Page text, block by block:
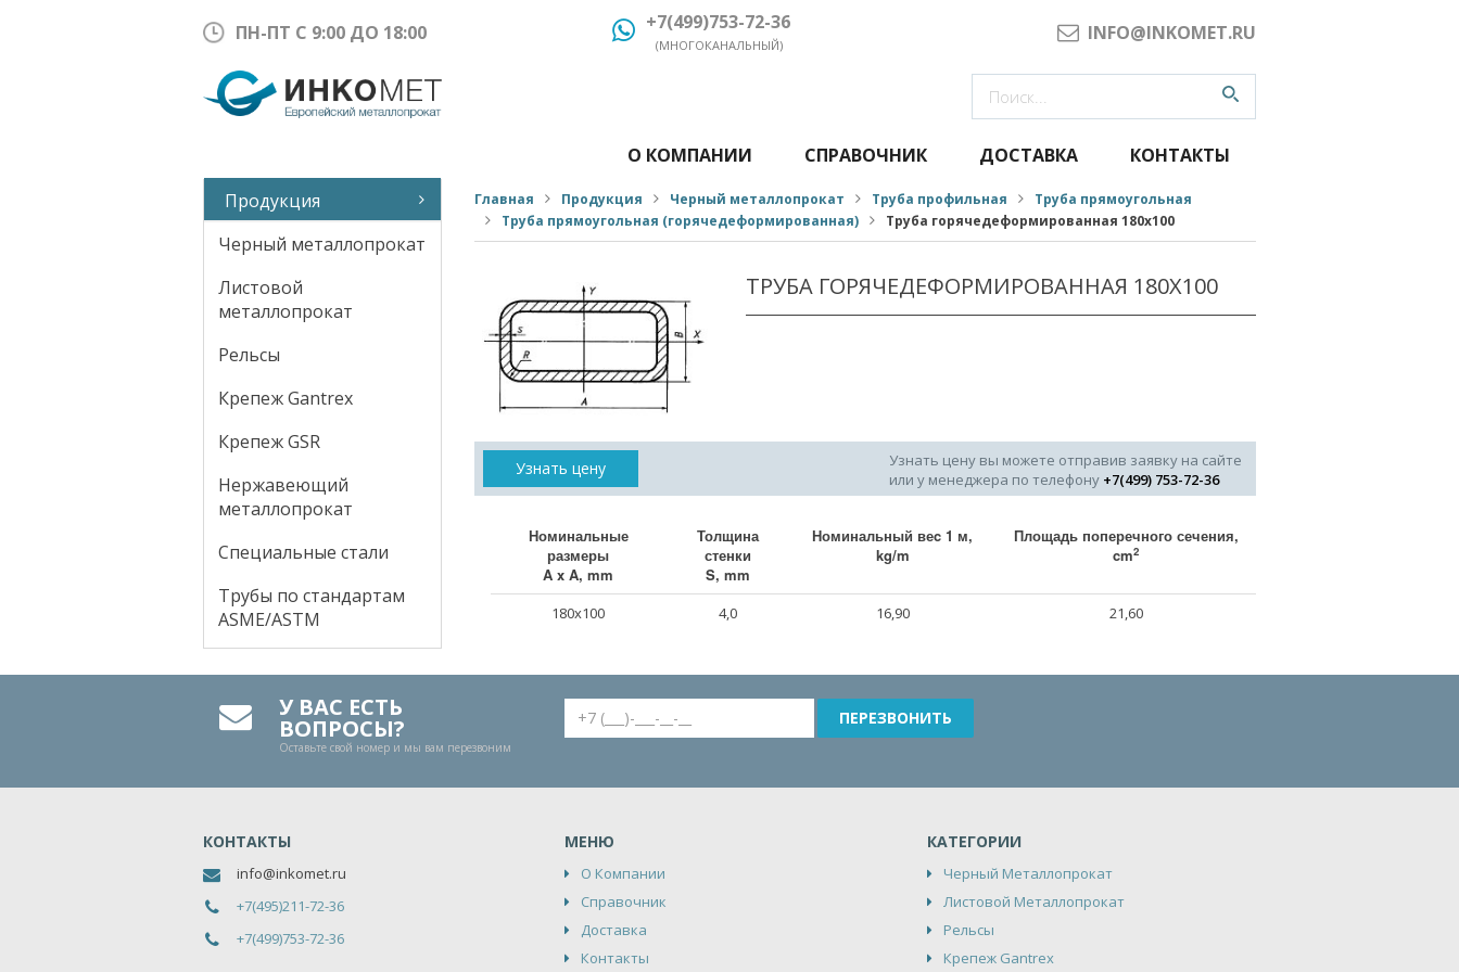
ПН-ПТ С 9:00 ДО 18:00 +7(499)753-72-36
(МНОГОКАНАЛЬНЫЙ)
INFO@INKOMET.RU
Продукция
Черный металлопрокат
Листовой
металлопрокат
Рельсы
Крепеж Gantrex
Крепеж GSR
Нержавеющий
металлопрокат
Специальные стали
Трубы по стандартам
ASME/ASTM
О КОМПАНИИ СПРАВОЧНИК ДОСТАВКА КОНТАКТЫ
Главная Продукция Черный металлопрокат Труба профильная
Труба прямоугольная
Труба прямоугольная (горячедеформированная)
Труба горячедеформированная 180x100
ТРУБА ГОРЯЧЕДЕФОРМИРОВАННАЯ 180X100
Узнать цену
Узнать цену вы можете отправив заявку на сайте
или у менеджера по телефону +7(499) 753-72-36
Номинальные
размеры
A x A, mm
Толщина
стенки
S, mm
Номинальный веc 1 м,
kg/m
Площадь поперечного сечения,
cm2
180x100 4,0 16,90 21,60
У ВАС ЕСТЬ
ВОПРОСЫ?
Оставьте свой номер и мы вам перезвоним
КОНТАКТЫ
info@inkomet.ru
+7(495)211-72-36
+7(499)753-72-36
МЕНЮ
О Компании
Справочник
Доставка
Контакты
КАТЕГОРИИ
Черный Металлопрокат
Листовой Металлопрокат
Рельсы
Крепеж Gantrex